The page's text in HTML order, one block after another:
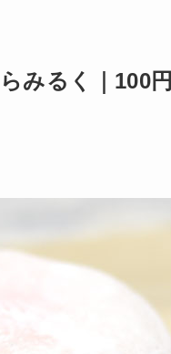
みるく｜100円